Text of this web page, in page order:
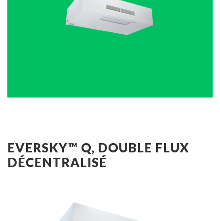
EVERSKY™ Q, DOUBLE FLUX
DÉCENTRALISÉ